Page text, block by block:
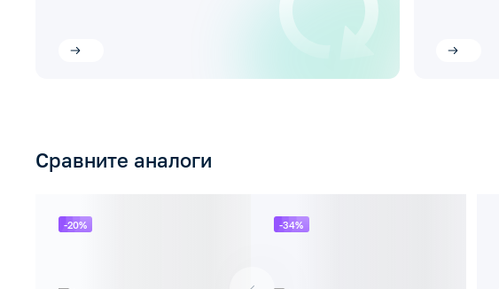
Сравните аналоги
-20% -34%